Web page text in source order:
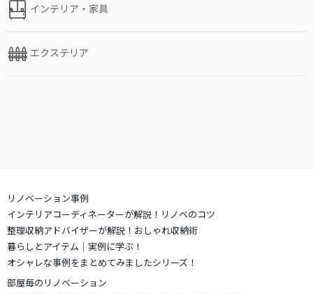
インテリア・家具
エクステリア
リノベーション事例
インテリアコーディネーターが解説！リノベのコツ
整理収納アドバイザーが解説！おしゃれ収納術
暮らしとアイテム｜実例に学ぶ！
オシャレな事例をまとめてみましたシリーズ！
部屋毎のリノベーション